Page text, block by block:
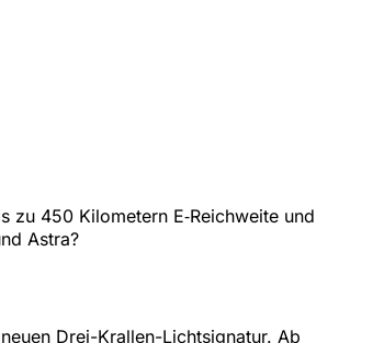
450 Kilometern E‑Reichweite und
Astra?
Drei-Krallen-Lichtsignatur. Ab